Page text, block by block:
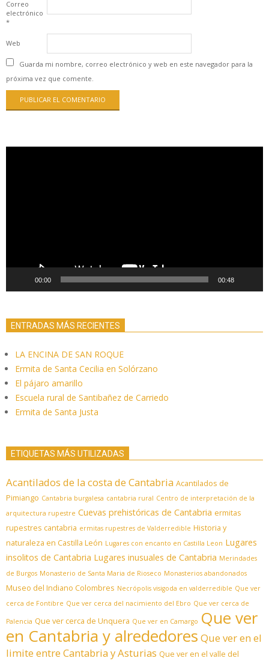
Correo
electrónico
*
Web
Guarda mi nombre, correo electrónico y web en este navegador para la
próxima vez que comente.
00:00 00:48
ENTRADAS MÁS RECIENTES
LA ENCINA DE SAN ROQUE
Ermita de Santa Cecilia en Solórzano
El pájaro amarillo
Escuela rural de Santibañez de Carriedo
Ermita de Santa Justa
ETIQUETAS MÁS UTILIZADAS
Acantilados de la costa de Cantabria Acantilados de
Pimiango Cantabria burgalesa cantabria rural Centro de interpretación de la
arquitectura rupestre Cuevas prehistóricas de Cantabria ermitas
rupestres cantabria ermitas rupestres de Valderredible Historia y
naturaleza en Castilla León Lugares con encanto en Castilla Leon Lugares
insolitos de Cantabria Lugares inusuales de Cantabria Merindades
de Burgos Monasterio de Santa Maria de Rioseco Monasterios abandonados
Museo del Indiano Colombres Necrópolis visigoda en valderredible Que ver
cerca de Fontibre Que ver cerca del nacimiento del Ebro Que ver cerca de
Palencia Que ver cerca de Unquera Que ver en Camargo Que ver
en Cantabria y alrededores Que ver en el
limite entre Cantabria y Asturias Que ver en el valle del